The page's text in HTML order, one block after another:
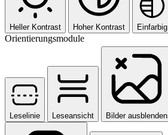
Heller Kontrast Hoher Kontrast Einfarbig
Orientierungsmodule
Leselinie Leseansicht Bilder ausblenden